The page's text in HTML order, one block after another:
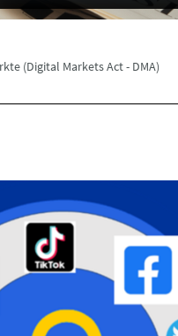
(Digital Markets Act - DMA)